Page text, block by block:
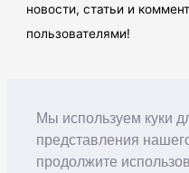
Мы используем куки
представления
продолжите
новости, статьи и
пользователями!
Copyright ©